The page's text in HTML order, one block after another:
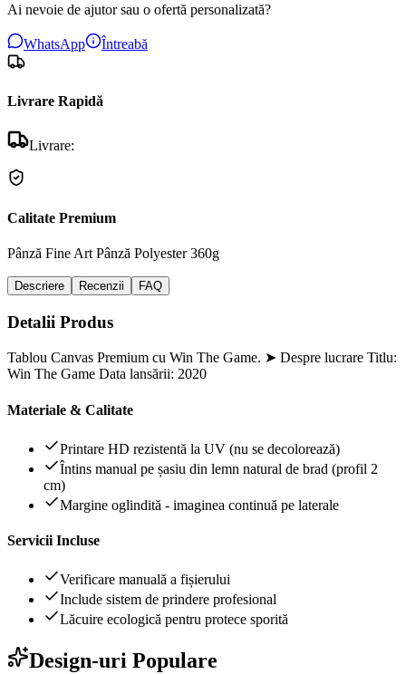
Ai nevoie de ajutor sau o ofertă personalizată?
WhatsApp Întreabă
Livrare Rapidă
Livrare:
Calitate Premium
Pânză Fine Art Pânză Polyester 360g
Descriere Recenzii FAQ
Detalii Produs
Tablou Canvas Premium cu Win The Game. ➤ Despre lucrare Titlu:
Win The Game Data lansării: 2020
Materiale & Calitate
Printare HD rezistentă la UV (nu se decolorează)
Întins manual pe șasiu din lemn natural de brad (profil 2
cm)
Margine oglindită - imaginea continuă pe laterale
Servicii Incluse
Verificare manuală a fișierului
Include sistem de prindere profesional
Lăcuire ecologică pentru protece sporită
Design-uri Populare